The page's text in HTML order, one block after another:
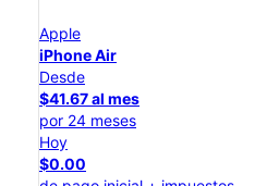
Apple
iPhone Air
Desde
$41.67 al mes
por 24 meses
Hoy
$0.00